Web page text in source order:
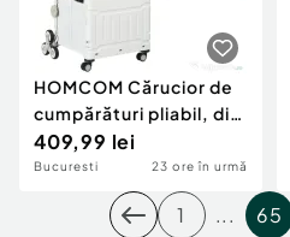
HOMCOM Cărucior de
cumpărături pliabil, din
aluminiu, cu roți pentru
scări, alb
409,99 lei
Bucuresti 23 ore în urmă
1 ... 65